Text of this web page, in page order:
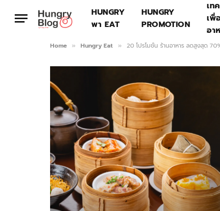
HUNGRY
พา EAT
HUNGRY
PROMOTION
เท
เพื่
อา
Home » Hungry Eat » 20 โปรโมชั่น ร้านอาหาร ลดสูงสุด